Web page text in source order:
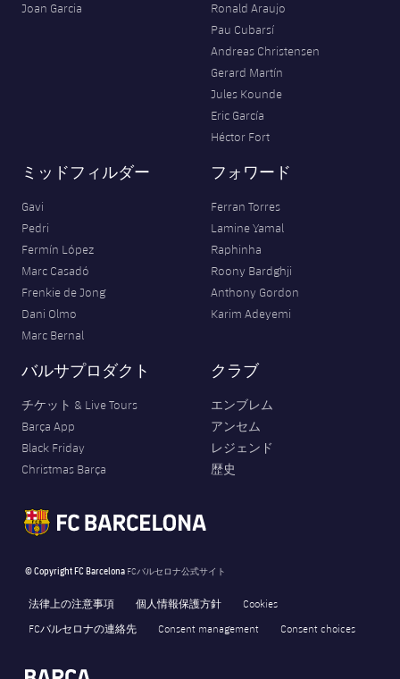
Joan Garcia
Ronald Araujo
Pau Cubarsí
Andreas Christensen
Gerard Martín
Jules Kounde
Eric García
Héctor Fort
ミッドフィルダー
Gavi
Pedri
Fermín López
Marc Casadó
Frenkie de Jong
Dani Olmo
Marc Bernal
フォワード
Ferran Torres
Lamine Yamal
Raphinha
Roony Bardghji
Anthony Gordon
Karim Adeyemi
バルサプロダクト
チケット & Live Tours
Barça App
Black Friday
Christmas Barça
クラブ
エンブレム
アンセム
レジェンド
歴史
© Copyright FC Barcelona FCバルセロナ公式サイト
法律上の注意事項 個人情報保護方針
Cookies
FCバルセロナの連絡先
Consent management Consent choices